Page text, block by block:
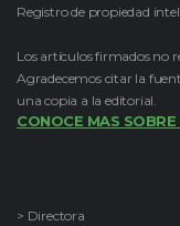
Registro de propiedad
Los artículos firmados no
Agradecemos citar la
una copia a la editorial.
CONOCE MAS SOBRE
> Directora